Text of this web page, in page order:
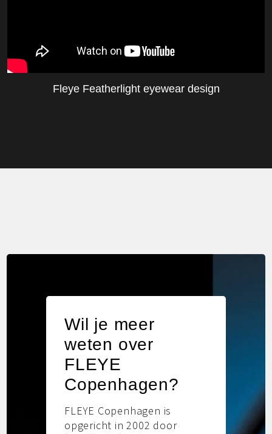
Fleye Featherlight eyewear design
Wil je meer
weten over
FLEYE
Copenhagen?
FLEYE Copenhagen is
opgericht in 2002 door